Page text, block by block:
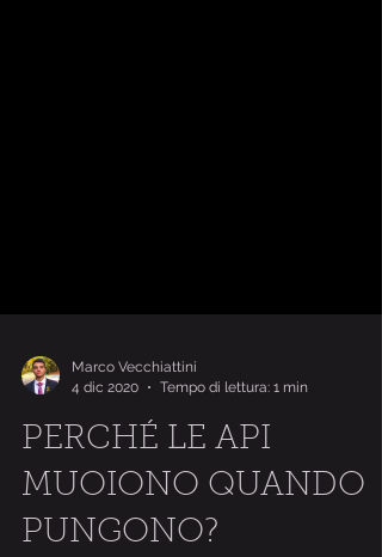
Marco Vecchiattini
4 dic 2020
Tempo di lettura: 1 min
PERCHÉ LE API
MUOIONO QUANDO